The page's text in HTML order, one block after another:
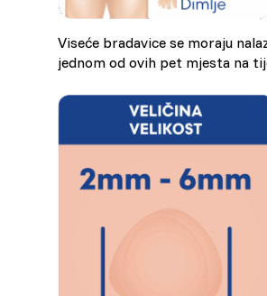
Viseće bradavice se moraju
jednom od ovih pet mjesta na